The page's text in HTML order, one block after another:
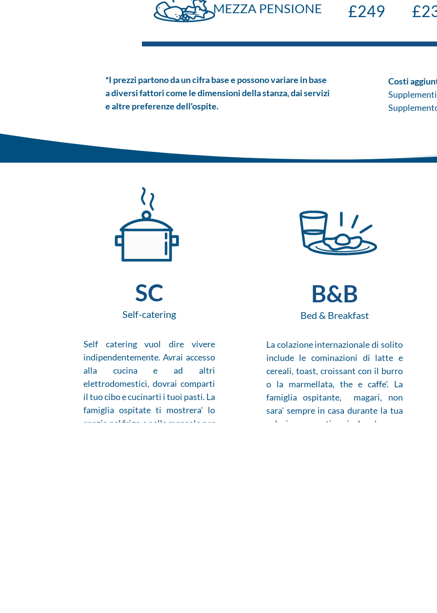
MEZZA PENSIONE £249
*I prezzi partono da un cifra base e possono variare in base
a diversi fattori come le dimensioni della stanza, dai servizi
e altre preferenze dell'ospite.
Costi
SC
Self-catering
Self catering vuol dire vivere
indipendentemente. Avrai accesso
alla cucina e ad altri
elettrodomestici, dovrai comparti
il tuo cibo e cucinarti i tuoi pasti. La
famiglia ospitate ti mostrera' lo
spazio nel frigo e nelle mensole per
B&B
Bed & Breakfast
La colazione internazionale di solito
include le cominazioni di latte e
cereali, toast, croissant con il burro
o la marmellata, the e caffe'. La
famiglia ospitante, magari, non
sara' sempre in casa durante la tua
colazione ma ti spieghera' come